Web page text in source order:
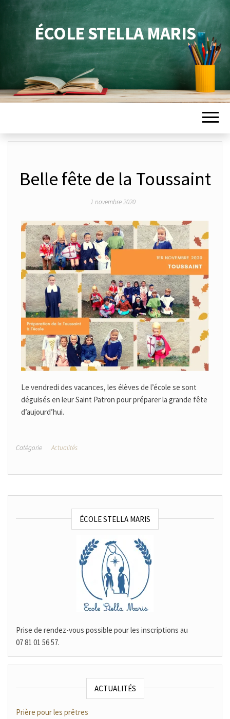
ÉCOLE STELLA MARIS
Belle fête de la Toussaint
1 novembre 2020
Le vendredi des vacances, les élèves de l’école se sont
déguisés en leur Saint Patron pour préparer la grande fête
d’aujourd’hui.
Catégorie Actualités
ÉCOLE STELLA MARIS
Prise de rendez-vous possible pour les inscriptions au
07 81 01 56 57.
ACTUALITÉS
Prière pour les prêtres